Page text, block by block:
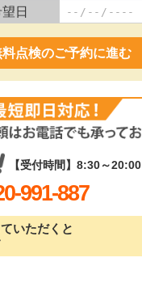
日
【受付時間】8:30～20:00
991-887
いただくと